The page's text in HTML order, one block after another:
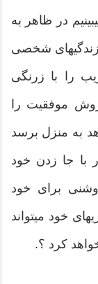
در ظاهر به
زندگیهای شخصی
را با زرنگی
روش موفقیت را
به منزل برسد
با جا زدن خود
برای خود
خود میتواند
كرد ؟.